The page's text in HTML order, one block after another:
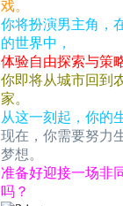
戏。
你将扮演男主角，
的世界中，
体验自由探索与策
你即将从城市回到
家。
从这一刻起，你的
现在，你需要努力
梦想。
准备好迎接一场非
吗？